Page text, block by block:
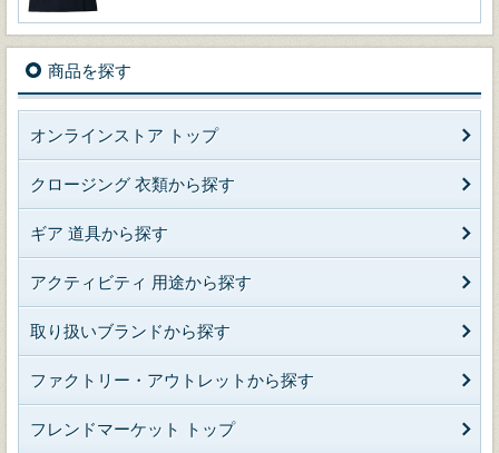
商品を探す
オンラインストア トップ
クロージング 衣類から探す
ギア 道具から探す
アクティビティ 用途から探す
取り扱いブランドから探す
ファクトリー・アウトレットから探す
フレンドマーケット トップ